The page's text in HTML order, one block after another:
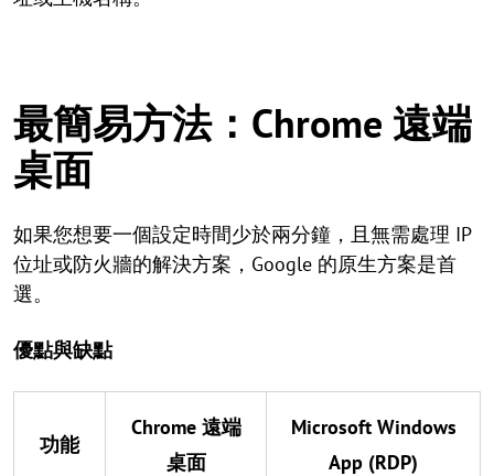
最簡易方法：Chrome 遠端
桌面
如果您想要一個設定時間少於兩分鐘，且無需處理 IP
位址或防火牆的解決方案，Google 的原生方案是首
選。
優點與缺點
功能
Chrome 遠端
桌面
Microsoft Windows
App (RDP)